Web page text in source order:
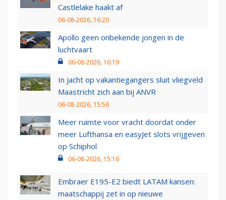
Castlelake haakt af
06-08-2026, 16:20
Apollo geen onbekende jongen in de
luchtvaart
06-08-2026, 16:19
In jacht op vakantiegangers sluit vliegveld
Maastricht zich aan bij ANVR
06-08-2026, 15:56
Meer ruimte voor vracht doordat onder
meer Lufthansa en easyJet slots vrijgeven
op Schiphol
06-08-2026, 15:16
Embraer E195-E2 biedt LATAM kansen:
maatschappij zet in op nieuwe